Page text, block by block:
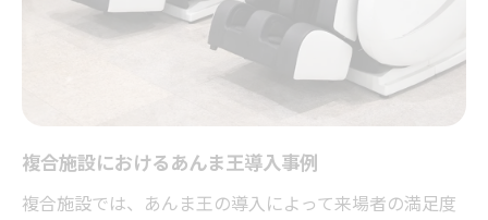
複合施設におけるあんま王導入事例
複合施設では、あんま王の導入によって来場者の満足度